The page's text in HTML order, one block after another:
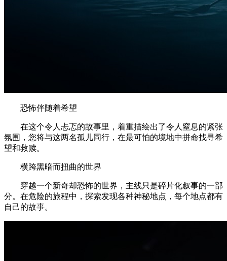
恐怖伴随着希望
在这个令人忐忑的故事里，着重描绘出了令人窒息的紧张
氛围，您将与这两名孤儿同行，在最可怕的境地中拼命找寻希
望和救赎。
横跨黑暗而扭曲的世界
穿越一个新奇却恐怖的世界，主线只是碎片化叙事的一部
分。在危险的旅程中，探索发现各种神秘地点，每个地点都有
自己的故事。